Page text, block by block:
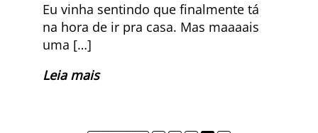
Eu vinha sentindo que finalmente tá
na hora de ir pra casa. Mas maaaais
uma […]
Leia mais